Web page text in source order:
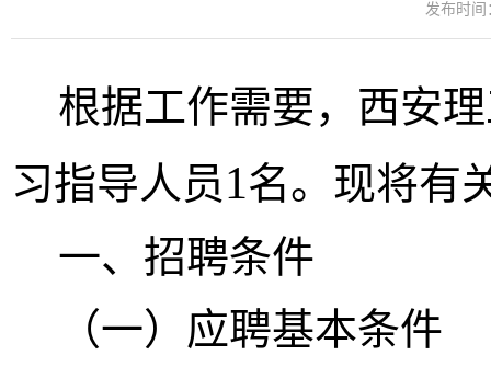
发布时间
根据工作需要，西安
习指导人员1名。 现将有
一、招聘条件
（一）应聘基本条件